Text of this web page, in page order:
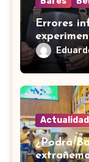
Errores
Actualidad
¿Podrá